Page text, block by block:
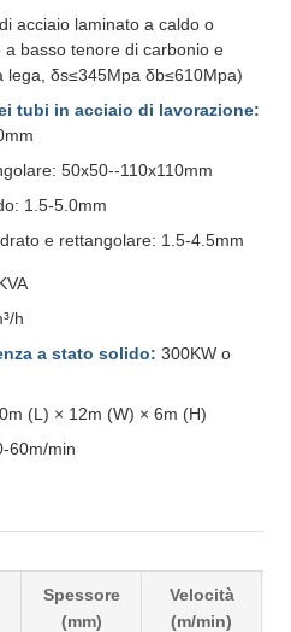
acciaio laminato a caldo o
basso tenore di carbonio e
lega, δs≤345Mpa δb≤610Mpa)
tubi in acciaio di lavorazione:
50x50--110x110mm
1.5-5.0mm
e rettangolare: 1.5-4.5mm
h
a stato solido: 300KW o
(L) × 12m (W) × 6m (H)
60m/min
Spessore
(mm)
Velocità
(m/min)